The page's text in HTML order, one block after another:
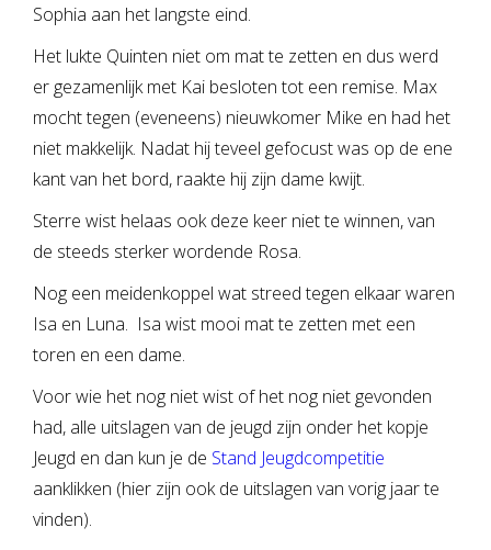
Sophia aan het langste eind.
Het lukte Quinten niet om mat te zetten en dus werd
er gezamenlijk met Kai besloten tot een remise. Max
mocht tegen (eveneens) nieuwkomer Mike en had het
niet makkelijk. Nadat hij teveel gefocust was op de ene
kant van het bord, raakte hij zijn dame kwijt.
Sterre wist helaas ook deze keer niet te winnen, van
de steeds sterker wordende Rosa.
Nog een meidenkoppel wat streed tegen elkaar waren
Isa en Luna. Isa wist mooi mat te zetten met een
toren en een dame.
Voor wie het nog niet wist of het nog niet gevonden
had, alle uitslagen van de jeugd zijn onder het kopje
Jeugd en dan kun je de Stand Jeugdcompetitie
aanklikken (hier zijn ook de uitslagen van vorig jaar te
vinden).